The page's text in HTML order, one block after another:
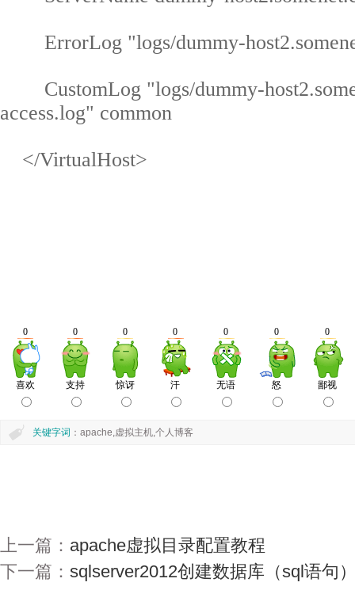
ErrorLog "logs/dummy-
CustomLog "logs/dummy-
access.log" common
</VirtualHost>
关键字词 ：apache,虚拟主机,个人博客
上一篇： apache虚拟目录配置教程
下一篇： sqlserver2012创建数据库（sql语句